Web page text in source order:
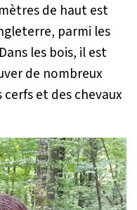
de haut est
parmi les
les bois, il est
de nombreux
et des chevaux